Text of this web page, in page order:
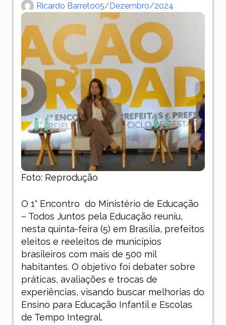
Ricardo Barreto05/dezembro/2024
Foto: Reprodução
O 1° Encontro do Ministério de Educação
– Todos Juntos pela Educação reuniu,
nesta quinta-feira (5) em Brasília, prefeitos
eleitos e reeleitos de municípios
brasileiros com mais de 500 mil
habitantes. O objetivo foi debater sobre
práticas, avaliações e trocas de
experiências, visando buscar melhorias do
Ensino para Educação Infantil e Escolas
de Tempo Integral.